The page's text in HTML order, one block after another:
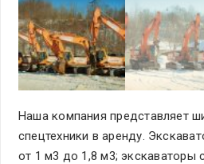
Наша компания представляет
спецтехники в аренду.
от 1 м3 до 1,8 м3; экскаваторы